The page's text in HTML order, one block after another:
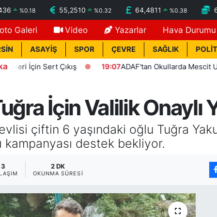
%0.18 55,2510 %0.32 64,4811 %0.38
Galeri Video Yazarlar Hava Durumu
ASAYİŞ SPOR ÇEVRE SAĞLIK
Sert Çıkış 19:07ADAF'tan Okullarda Mescit
İçin Valilik Onaylı
çiftin 6 yaşındaki oğlu Tuğra
kampanyası destek bekliyor.
3 2 DK
OKUNMA SÜRESI